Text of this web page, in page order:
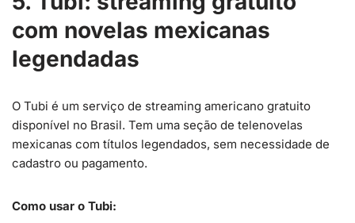
com novelas mexicanas
legendadas
O Tubi é um serviço de streaming americano gratuito
disponível no Brasil. Tem uma seção de telenovelas
mexicanas com títulos legendados, sem necessidade de
cadastro ou pagamento.
Como usar o Tubi: